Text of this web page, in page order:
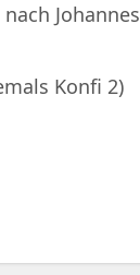
Johannes
Konfi 2)